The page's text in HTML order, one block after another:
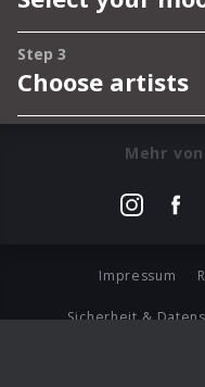
Mehr
Impressum
Sicherheit &